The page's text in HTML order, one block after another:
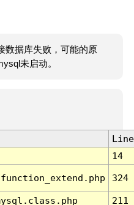
数据库失败，可能的原
未启动。
Line
14
324
211